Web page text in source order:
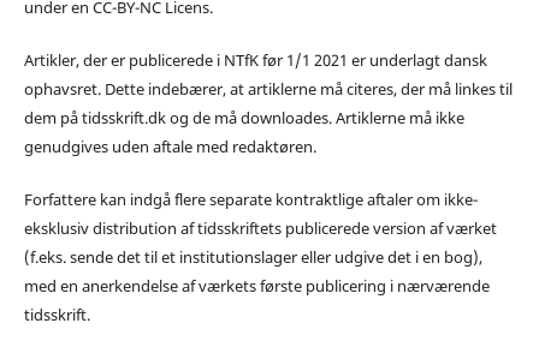
under en CC-BY-NC Licens.
Artikler, der er publicerede i NTfK før 1/1 2021 er underlagt dansk
ophavsret. Dette indebærer, at artiklerne må citeres, der må linkes til
dem på tidsskrift.dk og de må downloades. Artiklerne må ikke
genudgives uden aftale med redaktøren.
Forfattere kan indgå flere separate kontraktlige aftaler om ikke-
eksklusiv distribution af tidsskriftets publicerede version af værket
(f.eks. sende det til et institutionslager eller udgive det i en bog),
med en anerkendelse af værkets første publicering i nærværende
tidsskrift.